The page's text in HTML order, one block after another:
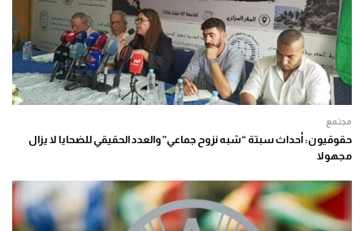
مجتمع
حقوقيون: أحداث سبتة “شبه نزوح جماعي” والعدد الحقيقي للضحايا لا يزال
مجهولا